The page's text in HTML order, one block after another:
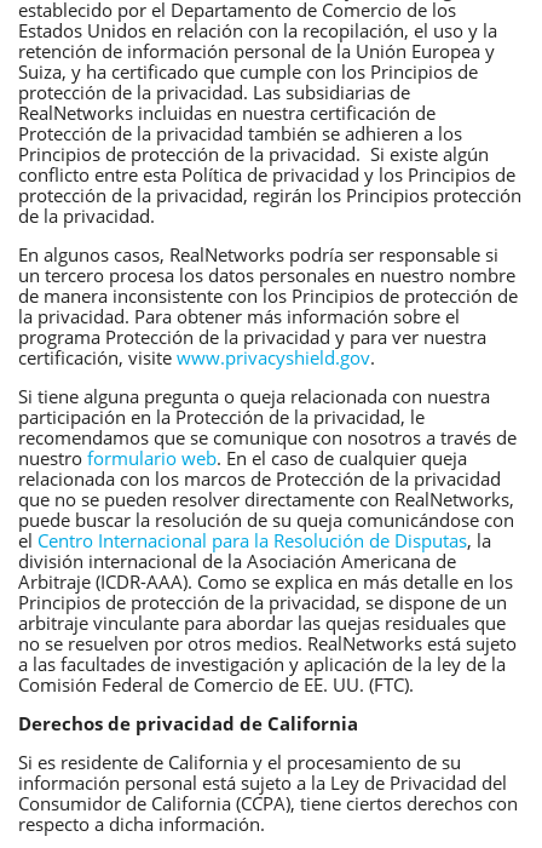
establecido por el Departamento de Comercio de los
Estados Unidos en relación con la recopilación, el uso y la
retención de información personal de la Unión Europea y
Suiza, y ha certificado que cumple con los Principios de
protección de la privacidad. Las subsidiarias de
RealNetworks incluidas en nuestra certificación de
Protección de la privacidad también se adhieren a los
Principios de protección de la privacidad. Si existe algún
conflicto entre esta Política de privacidad y los Principios de
protección de la privacidad, regirán los Principios protección
de la privacidad.
En algunos casos, RealNetworks podría ser responsable si
un tercero procesa los datos personales en nuestro nombre
de manera inconsistente con los Principios de protección de
la privacidad. Para obtener más información sobre el
programa Protección de la privacidad y para ver nuestra
certificación, visite www.privacyshield.gov.
Si tiene alguna pregunta o queja relacionada con nuestra
participación en la Protección de la privacidad, le
recomendamos que se comunique con nosotros a través de
nuestro formulario web. En el caso de cualquier queja
relacionada con los marcos de Protección de la privacidad
que no se pueden resolver directamente con RealNetworks,
puede buscar la resolución de su queja comunicándose con
el Centro Internacional para la Resolución de Disputas, la
división internacional de la Asociación Americana de
Arbitraje (ICDR-AAA). Como se explica en más detalle en los
Principios de protección de la privacidad, se dispone de un
arbitraje vinculante para abordar las quejas residuales que
no se resuelven por otros medios. RealNetworks está sujeto
a las facultades de investigación y aplicación de la ley de la
Comisión Federal de Comercio de EE. UU. (FTC).
Derechos de privacidad de California
Si es residente de California y el procesamiento de su
información personal está sujeto a la Ley de Privacidad del
Consumidor de California (CCPA), tiene ciertos derechos con
respecto a dicha información.